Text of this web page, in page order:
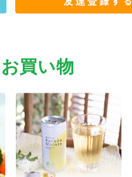
買い物